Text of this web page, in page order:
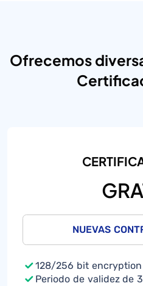
Ofrecemos
NUEVAS
128/256 bit
Periodo de validez de